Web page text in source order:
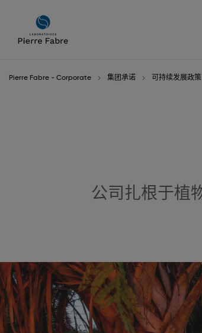
Pierre Fabre - Corporate 集团承诺 可持续发展政策
公司扎根于植